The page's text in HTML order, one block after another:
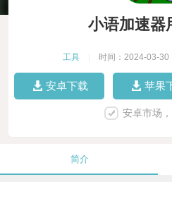
小语加速器
工具 时间：2024-03-30
安卓下载 苹果
安卓市场
简介